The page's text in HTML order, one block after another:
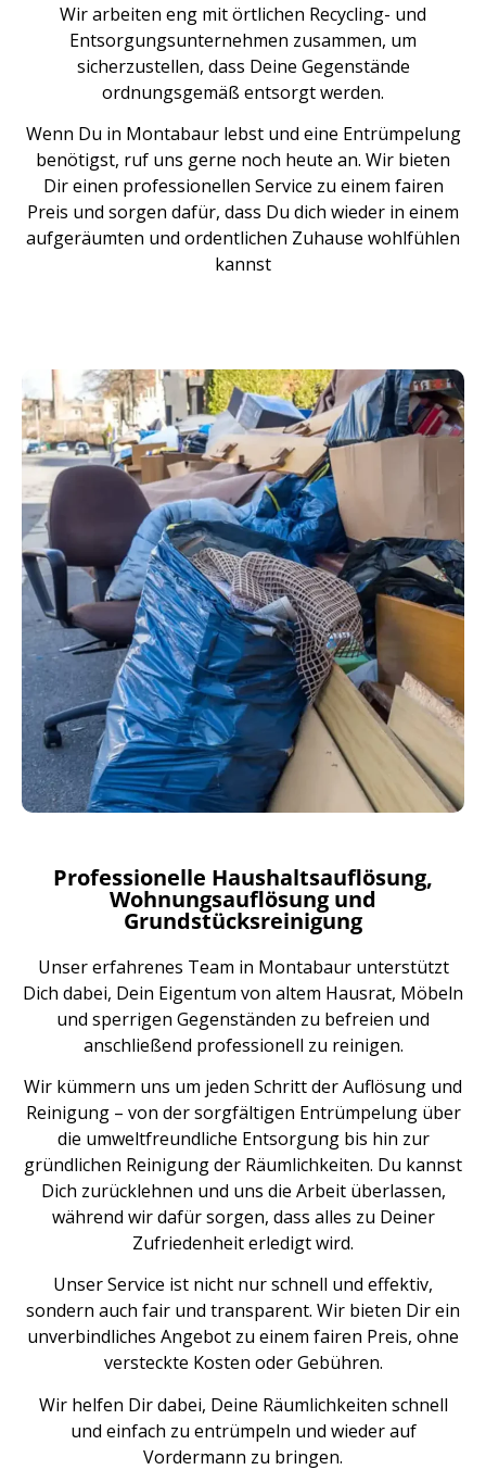
Wir arbeiten eng mit örtlichen Recycling- und
Entsorgungsunternehmen zusammen, um
sicherzustellen, dass Deine Gegenstände
ordnungsgemäß entsorgt werden.
Wenn Du in Montabaur lebst und eine Entrümpelung
benötigst, ruf uns gerne noch heute an. Wir bieten
Dir einen professionellen Service zu einem fairen
Preis und sorgen dafür, dass Du dich wieder in einem
aufgeräumten und ordentlichen Zuhause wohlfühlen
kannst
Professionelle Haushaltsauflösung,
Wohnungsauflösung und
Grundstücksreinigung
Unser erfahrenes Team in Montabaur unterstützt
Dich dabei, Dein Eigentum von altem Hausrat, Möbeln
und sperrigen Gegenständen zu befreien und
anschließend professionell zu reinigen.
Wir kümmern uns um jeden Schritt der Auflösung und
Reinigung – von der sorgfältigen Entrümpelung über
die umweltfreundliche Entsorgung bis hin zur
gründlichen Reinigung der Räumlichkeiten. Du kannst
Dich zurücklehnen und uns die Arbeit überlassen,
während wir dafür sorgen, dass alles zu Deiner
Zufriedenheit erledigt wird.
Unser Service ist nicht nur schnell und effektiv,
sondern auch fair und transparent. Wir bieten Dir ein
unverbindliches Angebot zu einem fairen Preis, ohne
versteckte Kosten oder Gebühren.
Wir helfen Dir dabei, Deine Räumlichkeiten schnell
und einfach zu entrümpeln und wieder auf
Vordermann zu bringen.